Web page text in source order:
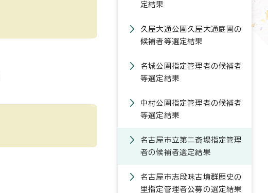
定結果
久屋大通公園久屋大通庭園の
候補者等選定結果
名城公園指定管理者の候補者
等選定結果
中村公園指定管理者の候補者
等選定結果
名古屋市立第二斎場指定管理
者の候補者選定結果
名古屋市志段味古墳群歴史の
里指定管理者公募の選定結果